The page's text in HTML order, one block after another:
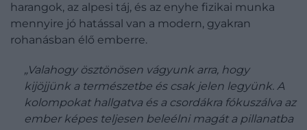
harangok, az alpesi táj, és az enyhe fizikai munka
mennyire jó hatással van a modern, gyakran
rohanásban élő emberre.
„Valahogy ösztönösen vágyunk arra, hogy
kijöjjünk a természetbe és csak jelen legyünk. A
kolompokat hallgatva és a csordákra fókuszálva az
ember képes teljesen beleélni magát a pillanatba